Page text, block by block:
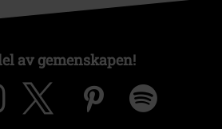
av gemenskapen!